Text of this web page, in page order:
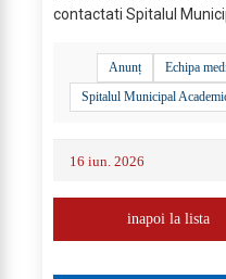
contactati Spitalul
Anunț Echipa
Spitalul Municipal
16 iun. 2026
inapoi la lista